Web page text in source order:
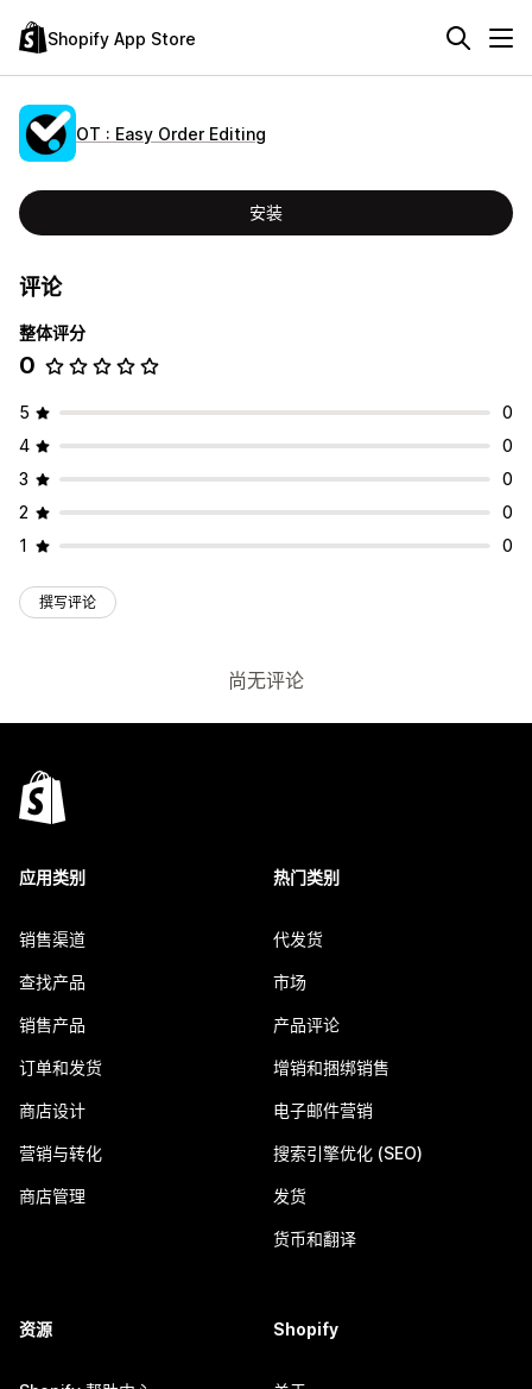
Shopify App Store
OT : Easy Order Editing
安装
评论
整体评分
0
5
0
4
0
3
0
2
0
1
0
撰写评论
尚无评论
应用类别
销售渠道
查找产品
销售产品
订单和发货
商店设计
营销与转化
商店管理
热门类别
代发货
市场
产品评论
增销和捆绑销售
电子邮件营销
搜索引擎优化 (SEO)
发货
货币和翻译
资源 Shopify